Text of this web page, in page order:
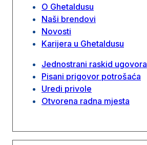
O Ghetaldusu
Naši brendovi
Novosti
Karijera u Ghetaldusu
Jednostrani raskid ugovora
Pisani prigovor potrošaća
Uredi privole
Otvorena radna mjesta